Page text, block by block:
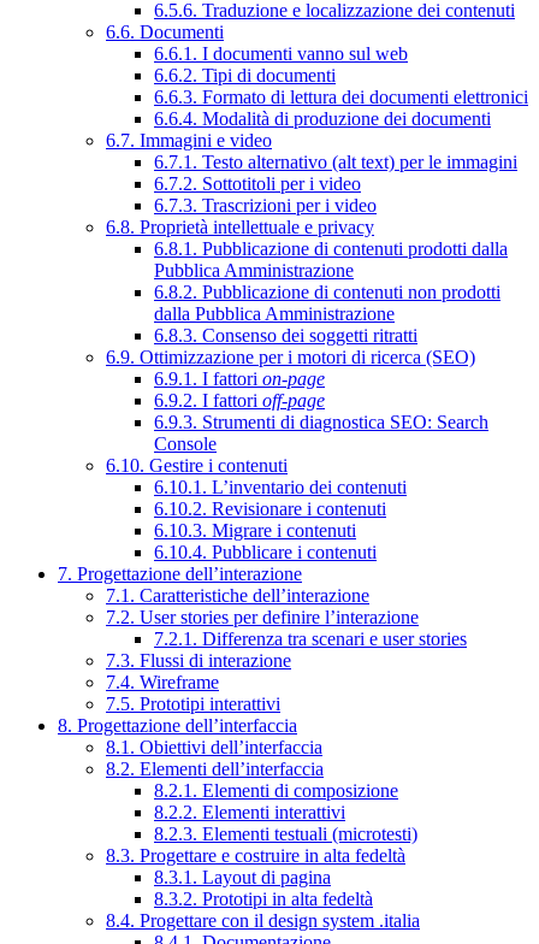
6.5.6. Traduzione e localizzazione dei contenuti
6.6. Documenti
6.6.1. I documenti vanno sul web
6.6.2. Tipi di documenti
6.6.3. Formato di lettura dei documenti elettronici
6.6.4. Modalità di produzione dei documenti
6.7. Immagini e video
6.7.1. Testo alternativo (alt text) per le immagini
6.7.2. Sottotitoli per i video
6.7.3. Trascrizioni per i video
6.8. Proprietà intellettuale e privacy
6.8.1. Pubblicazione di contenuti prodotti dalla
Pubblica Amministrazione
6.8.2. Pubblicazione di contenuti non prodotti
dalla Pubblica Amministrazione
6.8.3. Consenso dei soggetti ritratti
6.9. Ottimizzazione per i motori di ricerca (SEO)
6.9.1. I fattori on-page
6.9.2. I fattori off-page
6.9.3. Strumenti di diagnostica SEO: Search
Console
6.10. Gestire i contenuti
6.10.1. L’inventario dei contenuti
6.10.2. Revisionare i contenuti
6.10.3. Migrare i contenuti
6.10.4. Pubblicare i contenuti
7. Progettazione dell’interazione
7.1. Caratteristiche dell’interazione
7.2. User stories per definire l’interazione
7.2.1. Differenza tra scenari e user stories
7.3. Flussi di interazione
7.4. Wireframe
7.5. Prototipi interattivi
8. Progettazione dell’interfaccia
8.1. Obiettivi dell’interfaccia
8.2. Elementi dell’interfaccia
8.2.1. Elementi di composizione
8.2.2. Elementi interattivi
8.2.3. Elementi testuali (microtesti)
8.3. Progettare e costruire in alta fedeltà
8.3.1. Layout di pagina
8.3.2. Prototipi in alta fedeltà
8.4. Progettare con il design system .italia